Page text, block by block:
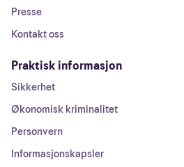
Presse
Kontakt oss
Praktisk informasjon
Sikkerhet
Økonomisk kriminalitet
Personvern
Informasjonskapsler